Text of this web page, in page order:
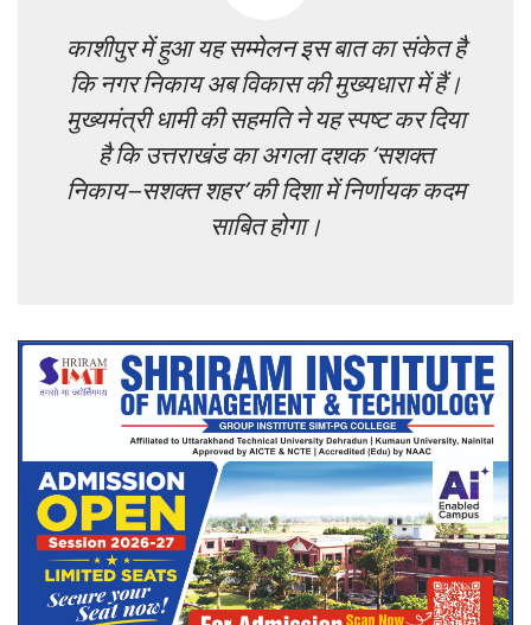
काशीपुर में हुआ यह सम्मेलन इस बात का संकेत है
कि नगर निकाय अब विकास की मुख्यधारा में हैं।
मुख्यमंत्री धामी की सहमति ने यह स्पष्ट कर दिया
है कि उत्तराखंड का अगला दशक ‘सशक्त
निकाय–सशक्त शहर’ की दिशा में निर्णायक कदम
साबित होगा।